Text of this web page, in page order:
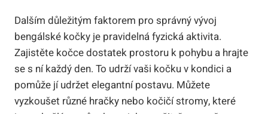
Dalším důležitým faktorem pro správný vývoj
bengálské kočky je pravidelná fyzická aktivita.
Zajistěte kočce dostatek prostoru k pohybu a hrajte
se s ní každý den. To udrží vaši kočku v kondici a
pomůže jí udržet elegantní postavu. Můžete
vyzkoušet různé hračky nebo kočičí stromy, které